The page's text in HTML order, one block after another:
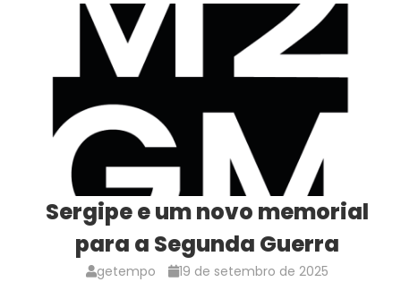
Sergipe e um novo memorial
para a Segunda Guerra
getempo 19 de setembro de 2025